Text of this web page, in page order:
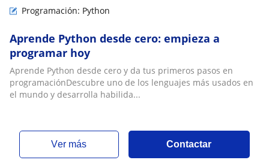
Programación: Python
Aprende Python desde cero: empieza a
programar hoy
Aprende Python desde cero y da tus primeros pasos en
programaciónDescubre uno de los lenguajes más usados en
el mundo y desarrolla habilida...
ver más Contactar